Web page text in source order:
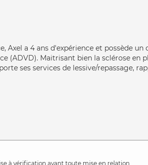
Axel a 4 ans d'expérience et possède un
(ADVD). Maitrisant bien la sclérose en
ses services de lessive/repassage,
à vérification avant toute mise en relation